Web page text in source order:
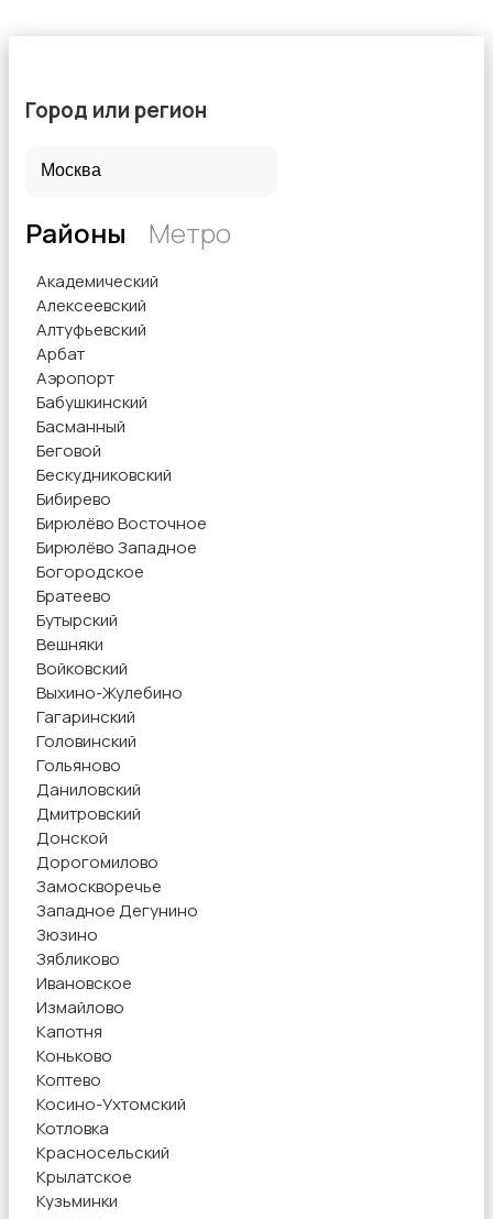
Город или регион
Районы Метро
Академический
Алексеевский
Алтуфьевский
Арбат
Аэропорт
Бабушкинский
Басманный
Беговой
Бескудниковский
Бибирево
Бирюлёво Восточное
Бирюлёво Западное
Богородское
Братеево
Бутырский
Вешняки
Войковский
Выхино-Жулебино
Гагаринский
Головинский
Гольяново
Даниловский
Дмитровский
Донской
Дорогомилово
Замоскворечье
Западное Дегунино
Зюзино
Зябликово
Ивановское
Измайлово
Капотня
Коньково
Коптево
Косино-Ухтомский
Котловка
Красносельский
Крылатское
Кузьминки